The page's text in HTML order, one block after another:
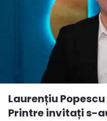
Laurențiu
Printre invitați s-